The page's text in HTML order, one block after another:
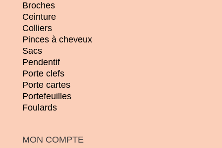
Broches
Ceinture
Colliers
Pinces à cheveux
Sacs
Pendentif
Porte clefs
Porte cartes
Portefeuilles
Foulards
MON COMPTE